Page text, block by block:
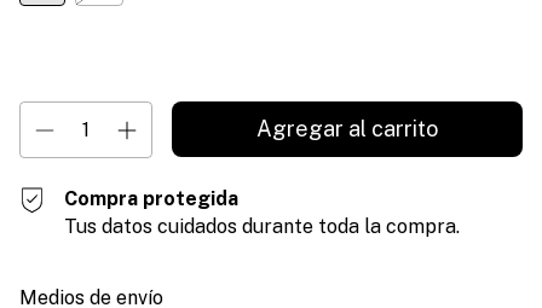
Compra protegida
Tus datos cuidados durante toda la compra.
Entregas para el CP:
Medios de envío